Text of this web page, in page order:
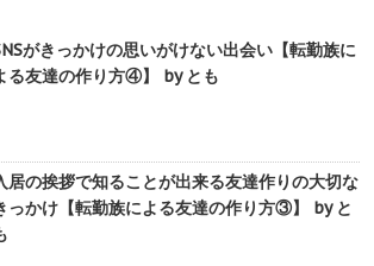
がきっかけの思いがけない出会い【転勤族に
る友達の作り方④】 by とも
居の挨拶で知ることが出来る友達作りの大切な
っかけ【転勤族による友達の作り方③】 by と